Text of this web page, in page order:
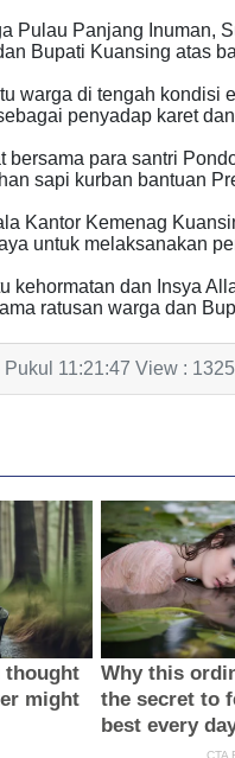
Pulau Panjang Inuman,
Bupati Kuansing atas
warga di tengah kondisi
penyadap karet
bersama para santri
sapi kurban bantuan
Kantor Kemenag
untuk melaksanakan
kehormatan dan Insya
ratusan warga dan
11:21:47 View : 1325